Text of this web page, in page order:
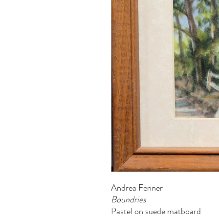
Andrea Fenner
Boundries
Pastel on suede matboard